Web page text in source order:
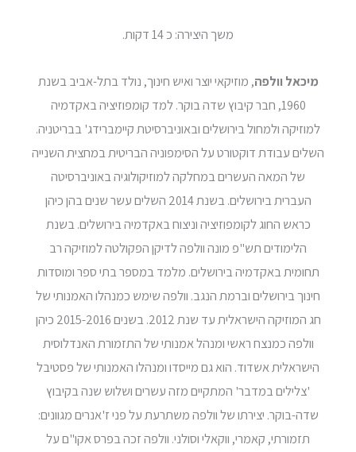
משך היצירה: כ 14 דקות.
מיכאל וולפה, מוזיקאי יוצר ואיש חינוך, נולד בתל-אביב בשנת
1960, חבר קיבוץ שדה בוקר. למד קומפוזיציה באקדמיה
למוזיקה ולמחול בירושלים ובאוניברסיטת קיימברידג' בבריטניה.
השלים עבודת דוקטורט על הסימפוניה הבריטית במחצית השנייה
של המאה העשרים במחלקה למוזיקולוגיה באוניברסיטה
העברית בירושלים. בשנת 2014 השלים עשר שנים בהן כיהן
כראש החוג לקומפוזיציה וניצוח באקדמיה בירושלים. בשנת
הלימודים תש"פ מונה וולפה לדיקן הפקולטה למוזיקה רב
תחומית באקדמיה בירושלים. מלמד במספר בתי ספר ומוסדות
חינוך בירושלים וברמת הנגב. וולפה שימש כמנהלו האמנותי של
חג המוזיקה הישראלית עד שנת 2012. בשנים 2015-2016 כיהן
וולפה כמנצח ראשי ומנהל אמנותי של התזמורת האנדלוסית
הישראלית אשדוד. הוא גם מייסדו ומנהלו האמנותי של פסטיבל
'צלילים במדבר' המתקיים מזה עשרים ושלוש שנה בקיבוץ
שדה-בוקר. יצירתו של וולפה משתרעת על פני ז'אנרים מגוונים:
תזמורתי, קאמרי, ווקאלי וסולני. וולפה זכה בפרס אקו"ם על